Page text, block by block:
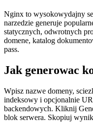
Nginx to wysokowydajny
narzedzie generuje
statycznych, odwrotnych
domene, katalog
pass.
Jak generowac
Wpisz nazwe domeny,
indeksowy i opcjonalnie
backendowych. Kliknij
blok serwera. Skopiuj